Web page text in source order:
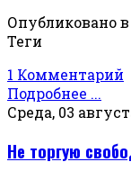
Опубликовано в
Теги
1 Комментарий
Подробнее ...
Среда, 03
Не торгую